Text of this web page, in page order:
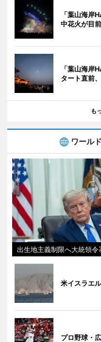
「葉山海岸
中花火が目
「葉山海岸
タート直前
も
ワール
出生地主義制限へ大統領令
米イスラエ
プロ野球・